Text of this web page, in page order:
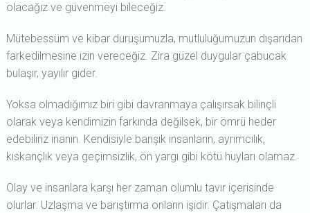
olacağız ve güvenmeyi bileceğiz.
Mütebessüm ve kibar duruşumuzla, mutluluğumuzun dışarıdan
farkedilmesine izin vereceğiz. Zira güzel duygular çabucak
bulaşır, yayılır gider.
Yoksa olmadığımız biri gibi davranmaya çalışırsak bilinçli
olarak veya kendimizin farkında değilsek, bir ömrü heder
edebiliriz inanın. Kendisiyle barışık insanların, ayrımcılık,
kıskançlık veya geçimsizlik, ön yargı gibi kötü huyları olamaz.
Olay ve insanlara karşı her zaman olumlu tavır içerisinde
olurlar. Uzlaşma ve barıştırma onların işidir. Çatışmaları da